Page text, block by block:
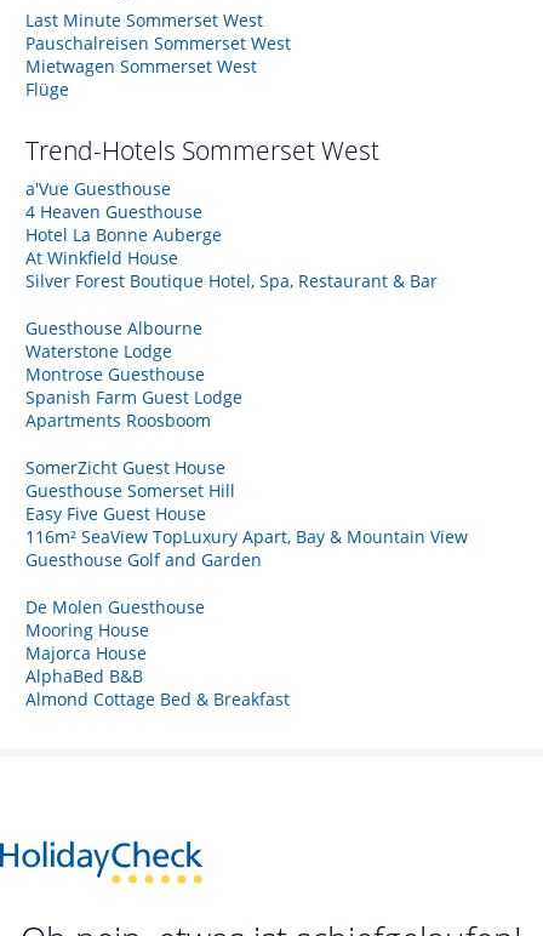
Last Minute Sommerset West
Pauschalreisen Sommerset West
Mietwagen Sommerset West
Flüge
Trend-Hotels Sommerset West
a'Vue Guesthouse
4 Heaven Guesthouse
Hotel La Bonne Auberge
At Winkfield House
Silver Forest Boutique Hotel, Spa, Restaurant & Bar
Guesthouse Albourne
Waterstone Lodge
Montrose Guesthouse
Spanish Farm Guest Lodge
Apartments Roosboom
SomerZicht Guest House
Guesthouse Somerset Hill
Easy Five Guest House
116m² SeaView TopLuxury Apart, Bay & Mountain View
Guesthouse Golf and Garden
De Molen Guesthouse
Mooring House
Majorca House
AlphaBed B&B
Almond Cottage Bed & Breakfast